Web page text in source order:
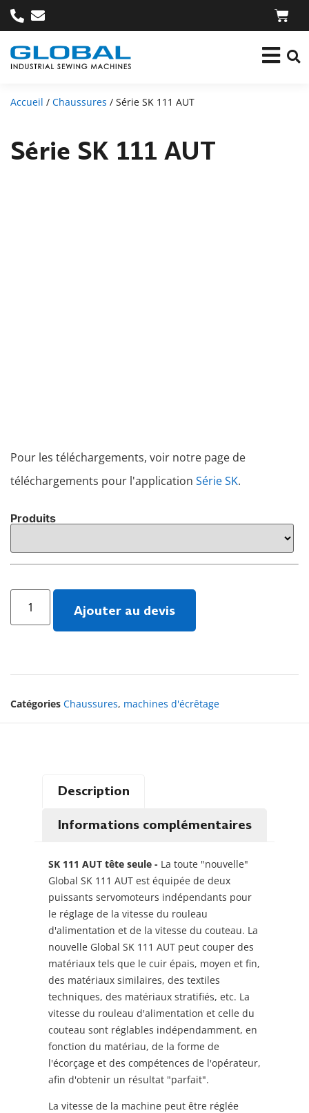
Accueil / Chaussures / Série SK 111 AUT
Série SK 111 AUT
Pour les téléchargements, voir notre page de
téléchargements pour l'application Série SK.
Produits
Ajouter au devis
Catégories Chaussures, machines d'écrêtage
Description
Informations complémentaires
SK 111 AUT tête seule - La toute "nouvelle"
Global SK 111 AUT est équipée de deux
puissants servomoteurs indépendants pour
le réglage de la vitesse du rouleau
d'alimentation et de la vitesse du couteau. La
nouvelle Global SK 111 AUT peut couper des
matériaux tels que le cuir épais, moyen et fin,
des matériaux similaires, des textiles
techniques, des matériaux stratifiés, etc. La
vitesse du rouleau d'alimentation et celle du
couteau sont réglables indépendamment, en
fonction du matériau, de la forme de
l'écorçage et des compétences de l'opérateur,
afin d'obtenir un résultat "parfait".
La vitesse de la machine peut être réglée